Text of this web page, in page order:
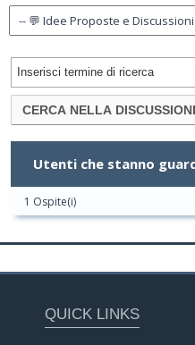
Utenti che stanno
1 Ospite(i)
QUICK LINKS